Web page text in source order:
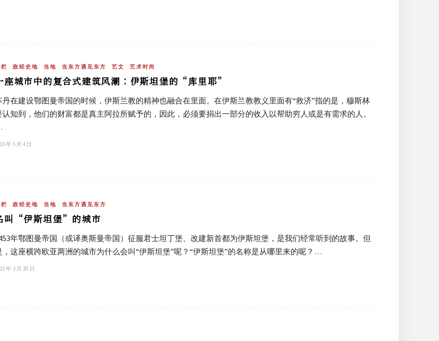
政经史地 当地 当东方遇见东方 艺文 艺术时尚
座城市中的复合式建筑风潮：伊斯坦堡的“库里耶”
丹在建设鄂图曼帝国的时候，伊斯兰教的精神也融合在里面。在伊斯兰教教义里面有“救济”指的是，穆斯林
认知到，他们的财富都是真主阿拉所赋予的，因此，必须要捐出一部分的收入以帮助穷人或是有需求的人。
年 5 月 4 日
政经史地 当地 当东方遇见东方
叫“伊斯坦堡”的城市
年鄂图曼帝国（或译奥斯曼帝国）征服君士坦丁堡、改建新首都为伊斯坦堡，是我们经常听到的故事。但
，这座横跨欧亚两洲的城市为什么会叫“伊斯坦堡”呢？“伊斯坦堡”的名称是从哪里来的呢？…
年 3 月 20 日